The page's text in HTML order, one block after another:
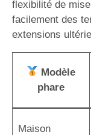
flexibilité de
facilement des
extensions
Modèle
phare
Maison